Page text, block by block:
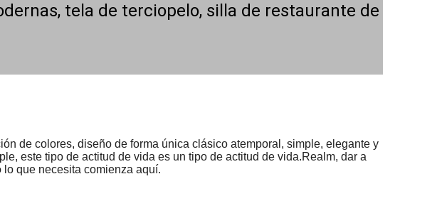
tela de terciopelo, silla de restaurante de
de colores, diseño de forma única clásico atemporal, simple, elegante y
este tipo de actitud de vida es un tipo de actitud de vida.Realm, dar a
que necesita comienza aquí.